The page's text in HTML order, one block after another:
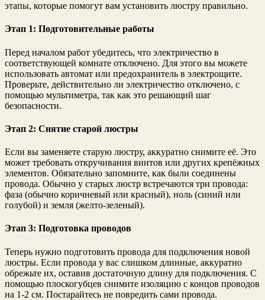
этапы, которые помогут вам установить люстру правильно.
Этап 1: Подготовительные работы
Перед началом работ убедитесь, что электричество в
соответствующей комнате отключено. Для этого вы можете
использовать автомат или предохранитель в электрощите.
Проверьте, действительно ли электричество отключено, с
помощью мультиметра, так как это решающий шаг
безопасности.
Этап 2: Снятие старой люстры
Если вы заменяете старую люстру, аккуратно снимите её. Это
может требовать откручивания винтов или других крепёжных
элементов. Обязательно запомните, как были соединены
провода. Обычно у старых люстр встречаются три провода:
фаза (обычно коричневый или красный), ноль (синий или
голубой) и земля (желто-зеленый).
Этап 3: Подготовка проводов
Теперь нужно подготовить провода для подключения новой
люстры. Если провода у вас слишком длинные, аккуратно
обрежьте их, оставив достаточную длину для подключения. С
помощью плоскогубцев снимите изоляцию с концов проводов
на 1-2 см. Постарайтесь не повредить сами провода.